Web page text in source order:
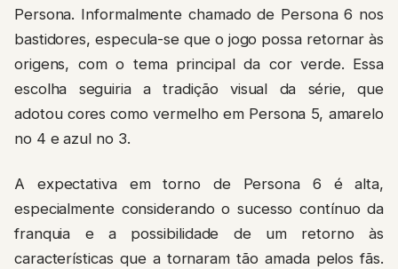
Persona. Informalmente chamado de Persona 6 nos
bastidores, especula-se que o jogo possa retornar às
origens, com o tema principal da cor verde. Essa
escolha seguiria a tradição visual da série, que
adotou cores como vermelho em Persona 5, amarelo
no 4 e azul no 3.
A expectativa em torno de Persona 6 é alta,
especialmente considerando o sucesso contínuo da
franquia e a possibilidade de um retorno às
características que a tornaram tão amada pelos fãs.